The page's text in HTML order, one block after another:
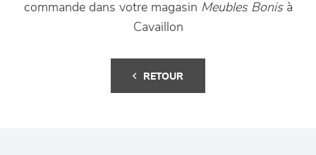
commande dans votre magasin Meubles Bonisà
Cavaillon
RETOUR